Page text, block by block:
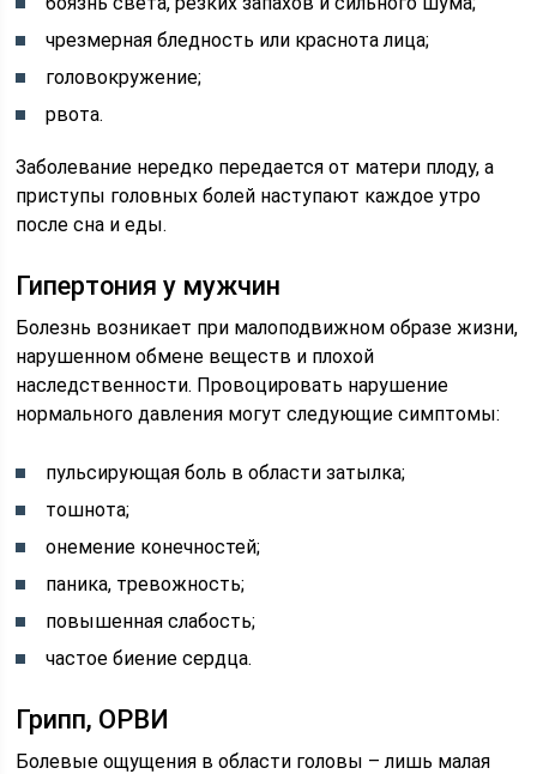
чрезмерная бледность или краснота лица;
головокружение;
рвота.
Заболевание нередко передается от матери плоду, а
приступы головных болей наступают каждое утро
после сна и еды.
Гипертония у мужчин
Болезнь возникает при малоподвижном образе жизни,
нарушенном обмене веществ и плохой
наследственности. Провоцировать нарушение
нормального давления могут следующие симптомы:
пульсирующая боль в области затылка;
тошнота;
онемение конечностей;
паника, тревожность;
повышенная слабость;
частое биение сердца.
Грипп, ОРВИ
Болевые ощущения в области головы – лишь малая